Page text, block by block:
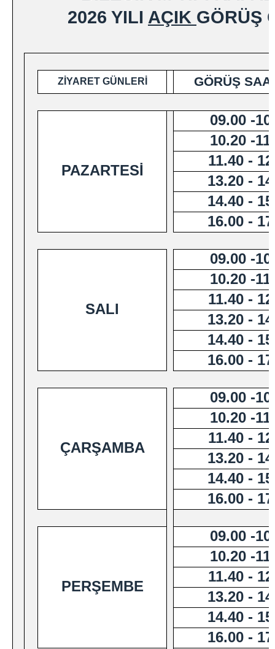
E-Görüş Hesabına Para Yatırma İşlemi
EURO / DOLAR PARA YATIRMA İŞLEMLERİ
H/T TELEFON GÖRÜŞ GÜNLERİ
TELEFON GÖRÜŞÜ İÇİN GEREKLİ EVRAKLAR
2026 YILI AÇIK GÖRÜŞ
ZİYARET GÜNLERİ GÖRÜŞ
PAZARTESİ
09.00 -
10.20 -
11.40 -
13.20 -
14.40 -
16.00 -
SALI
09.00 -
10.20 -
11.40 -
13.20 -
14.40 -
16.00 -
ÇARŞAMBA
09.00 -
10.20 -
11.40 -
13.20 -
14.40 -
16.00 -
PERŞEMBE
09.00 -
10.20 -
11.40 -
13.20 -
14.40 -
16.00 -